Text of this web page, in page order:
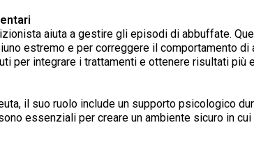
aiuta a gestire gli episodi di abbuffate.
estremo e per correggere il comportamento di
per integrare i trattamenti e ottenere risultati più
il suo ruolo include un supporto psicologico
essenziali per creare un ambiente sicuro in